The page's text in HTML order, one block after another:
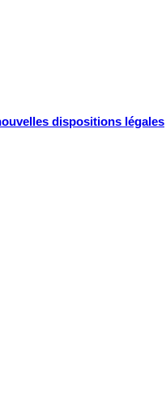
dispositions légales